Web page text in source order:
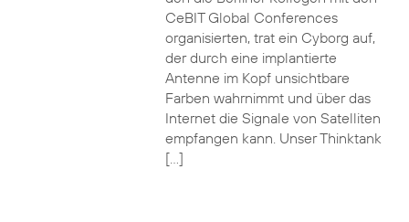
CeBIT Global Conferences
organisierten, trat ein Cyborg auf,
der durch eine implantierte
Antenne im Kopf unsichtbare
Farben wahrnimmt und über das
Internet die Signale von Satelliten
empfangen kann. Unser Thinktank
[…]